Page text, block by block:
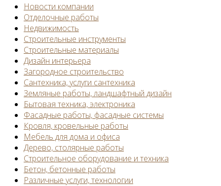
Новости компании
Отделочные работы
Недвижимость
Строительные инструменты
Строительные материалы
Дизайн интерьера
Загородное строительство
Сантехника, услуги сантехника
Земляные работы, ландшафтный дизайн
Бытовая техника, электроника
Фасадные работы, фасадные системы
Кровля, кровельные работы
Мебель для дома и офиса
Дерево, столярные работы
Строительное оборудование и техника
Бетон, бетонные работы
Различные услуги, технологии